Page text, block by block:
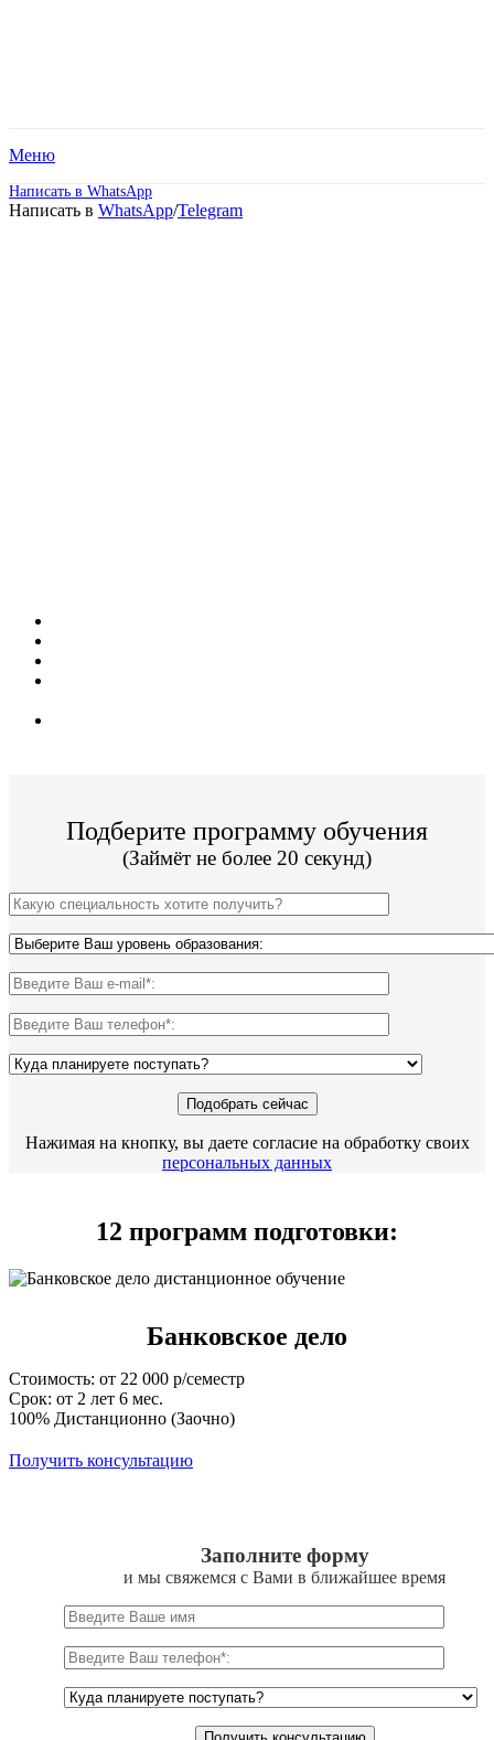
Меню
Написать в WhatsApp
Написать в WhatsApp/Telegram
Подберите программу обучения
(Займёт не более 20 секунд)
Нажимая на кнопку, вы даете согласие на обработку своих
персональных данных
12 программ подготовки:
Банковское дело
Стоимость: от 22 000 р/семестр
Срок: от 2 лет 6 мес.
100% Дистанционно (Заочно)
Получить консультацию
Заполните форму
и мы свяжемся с Вами в ближайшее время